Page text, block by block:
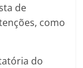
de
como
do